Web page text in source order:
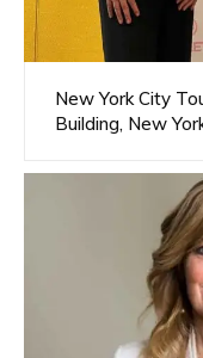
New York City
Building, New